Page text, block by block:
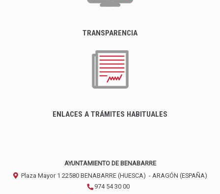
TRANSPARENCIA
ENLACES A TRÁMITES HABITUALES
AYUNTAMIENTO DE BENABARRE
Plaza Mayor 1 22580 BENABARRE (HUESCA) - ARAGÓN (ESPAÑA)
974 54 30 00